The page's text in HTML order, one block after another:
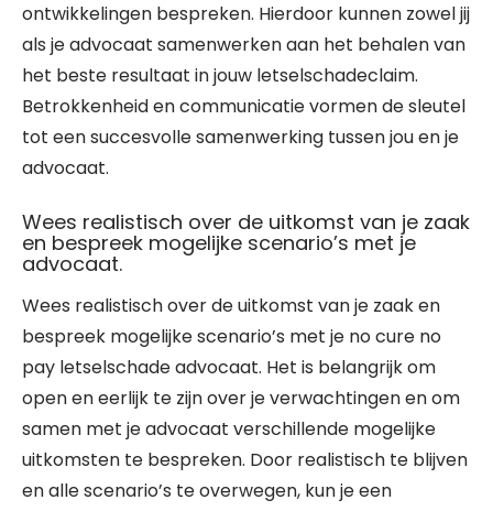
ontwikkelingen bespreken. Hierdoor kunnen zowel jij
als je advocaat samenwerken aan het behalen van
het beste resultaat in jouw letselschadeclaim.
Betrokkenheid en communicatie vormen de sleutel
tot een succesvolle samenwerking tussen jou en je
advocaat.
Wees realistisch over de uitkomst van je zaak
en bespreek mogelijke scenario’s met je
advocaat.
Wees realistisch over de uitkomst van je zaak en
bespreek mogelijke scenario’s met je no cure no
pay letselschade advocaat. Het is belangrijk om
open en eerlijk te zijn over je verwachtingen en om
samen met je advocaat verschillende mogelijke
uitkomsten te bespreken. Door realistisch te blijven
en alle scenario’s te overwegen, kun je een